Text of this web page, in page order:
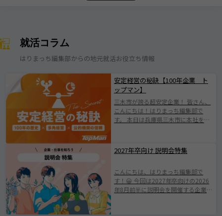
就活コラム
はりまっち編集部からの地元就活お役立ち情報
安定経営の秘訣【100年企業 ト
ップマン】
三木市が誇る超安定企業！ 皆さん、
こんにちは！はりまっち編集部で
す。 本日は兵庫県三木市に本社を構
1924年の創業以来、100年にわたり
地域とともに歩んできた歴史ある企
として知られる三木市に根ざした会
社で伝統を守りながらも、 新たな価
値創出に挑戦されている企業です
2027年卒向け 説明会特集
こんにちは、はりまっち編集部で
す！😀 今回は2027年卒向けの2026
年8月前半に説明会を開催する企業を